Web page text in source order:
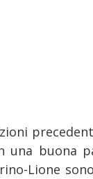
una buona
Lione